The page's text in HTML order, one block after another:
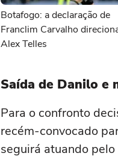
Botafogo: a declaração de
Franclim Carvalho
Alex Telles
Saída de Danilo e
Para o confronto
recém-convocado
seguirá atuando